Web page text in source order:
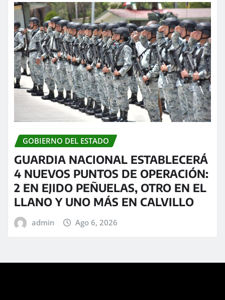
GOBIERNO DEL ESTADO
GUARDIA NACIONAL ESTABLECERÁ
4 NUEVOS PUNTOS DE OPERACIÓN:
2 EN EJIDO PEÑUELAS, OTRO EN EL
LLANO Y UNO MÁS EN CALVILLO
admin Ago 6, 2026